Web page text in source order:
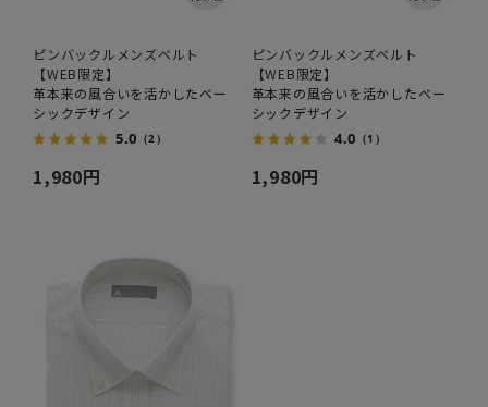
ピンバックルメンズベルト
【WEB限定】
革本来の風合いを活かしたベー
シックデザイン
5.0 （2）
1,980円
ピンバックルメンズベルト
【WEB限定】
革本来の風合いを活かしたベー
シックデザイン
4.0 （1）
1,980円